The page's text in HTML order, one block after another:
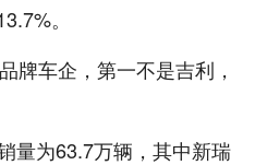
。
量为63.7万辆，其中新瑞